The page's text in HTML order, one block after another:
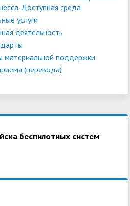
Доступная среда
услуги
деятельность
материальной поддержки
(перевода)
беспилотных систем